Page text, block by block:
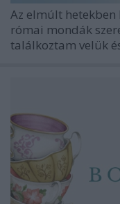
Az elmúlt hetekben
római mondák
találkoztam velük